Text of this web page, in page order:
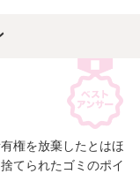
権を放棄したとはほ
てられたゴミのポイ